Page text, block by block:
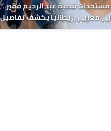
مستجدات قضية عبد الرحيم فقير..
مغربي بإيطاليا يكشف تفاصيل
ونتائج التشريح